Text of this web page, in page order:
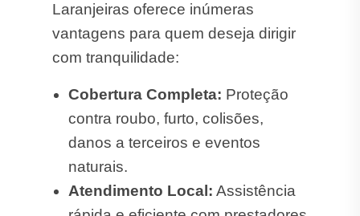
Laranjeiras oferece inúmeras
vantagens para quem deseja dirigir
com tranquilidade:
Cobertura Completa: Proteção
contra roubo, furto, colisões,
danos a terceiros e eventos
naturais.
Atendimento Local: Assistência